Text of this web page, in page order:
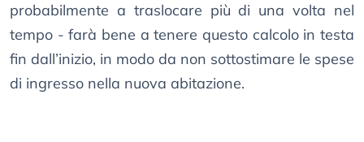
probabilmente a traslocare più di una volta nel
tempo - farà bene a tenere questo calcolo in testa
fin dall’inizio, in modo da non sottostimare le spese
di ingresso nella nuova abitazione.